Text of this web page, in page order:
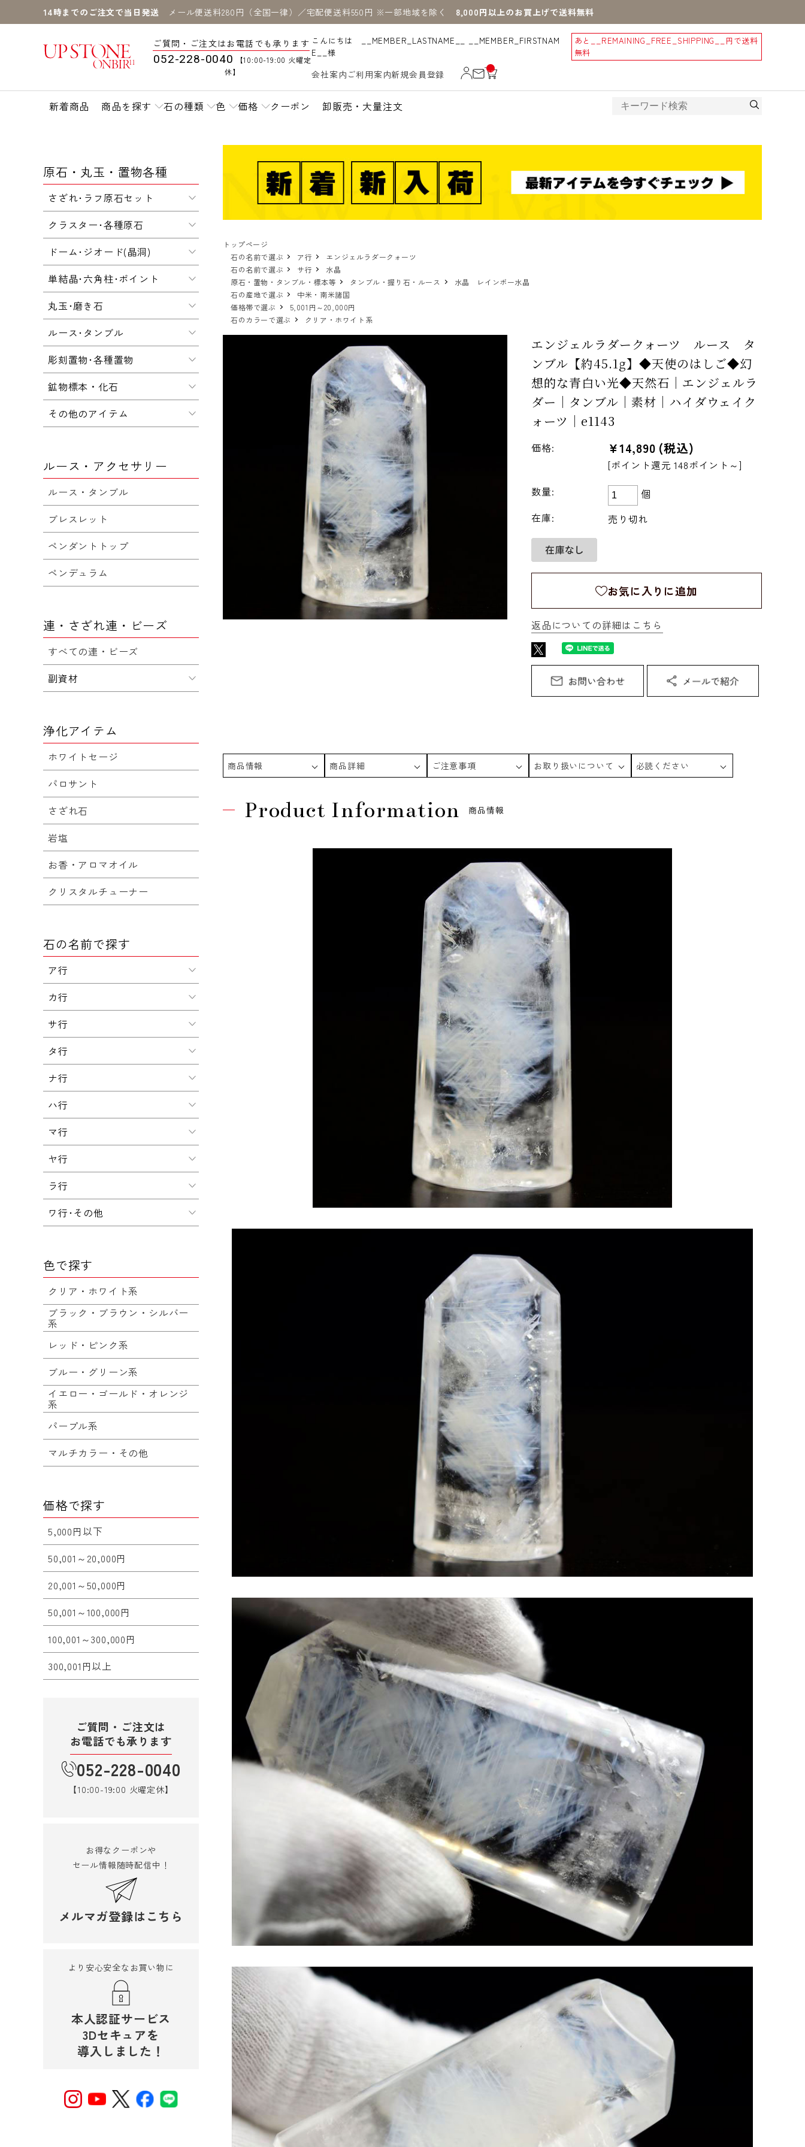
14時までのご注文で当日発送 メール便送料280円（全国一律）／宅配便送料550円 ※一部地域を除く 8,000円以上のお買上げで送料無料
ご質問・ご注文はお電話でも承ります
052-228-0040
【10:00-19:00 火曜定
休】
こんにちは __MEMBER_LASTNAME__ __MEMBER_FIRSTNAM
E__様
あと __REMAINING_FREE_SHIPPING__
円で送料
無料
会社案内 ご利用案内新規会員登録
__
IT
_C
新着商品 商品を探す 石の種類 色 価格 クーポン 卸販売・大量注文
トップページ
石の名前で選ぶ
ア行
エンジェルラダークォーツ
石の名前で選ぶ
サ行
水晶
原石・置物・タンブル・標本等
タンブル・握り石・ルース
水晶 レインボー水晶
石の産地で選ぶ
中米・南米諸国
価格帯で選ぶ
5,001円～20,000円
石のカラーで選ぶ
クリア・ホワイト系
エンジェルラダークォーツ ルース タ
ンブル【約45.1g】◆天使のはしご◆幻
想的な青白い光◆天然石｜エンジェルラ
ダー｜タンブル｜素材｜ハイダウェイク
ォーツ｜e1143
価格: ¥14,890 (税込)
[ポイント還元 148ポイント～]
数量:
個
在庫:
売り切れ
お気に入りに追加
返品についての詳細はこちら
商品情報 商品詳細 ご注意事項 お取り扱いについて 必読ください
Product Information 商品情報
原石・丸玉・置物各種
さざれ･ラフ原石セット
クラスター･各種原石
ドーム･ジオード(晶洞)
単結晶･六角柱･ポイント
丸玉･磨き石
ルース･タンブル
彫刻置物･各種置物
鉱物標本・化石
その他のアイテム
ルース・アクセサリー
ルース・タンブル
ブレスレット
ペンダントトップ
ペンデュラム
連・さざれ連・ビーズ
すべての連・ビーズ
副資材
浄化アイテム
ホワイトセージ
パロサント
さざれ石
岩塩
お香・アロマオイル
クリスタルチューナー
石の名前で探す
ア行
カ行
サ行
タ行
ナ行
ハ行
マ行
ヤ行
ラ行
ワ行･その他
色で探す
クリア・ホワイト系
ブラック・ブラウン・シルバー
系
レッド・ピンク系
ブルー・グリーン系
イエロー・ゴールド・オレンジ
系
パープル系
マルチカラー・その他
価格で探す
5,000円以下
50,001～20,000円
20,001～50,000円
50,001～100,000円
100,001～300,000円
300,001円以上
ご質問・ご注文は
お電話でも承ります
052-228-0040
【10:00-19:00 火曜定休】
お得なクーポンや
セール情報随時配信中！
メルマガ登録はこちら
より安心安全なお買い物に
本人認証サービス
3Dセキュアを
導入しました！